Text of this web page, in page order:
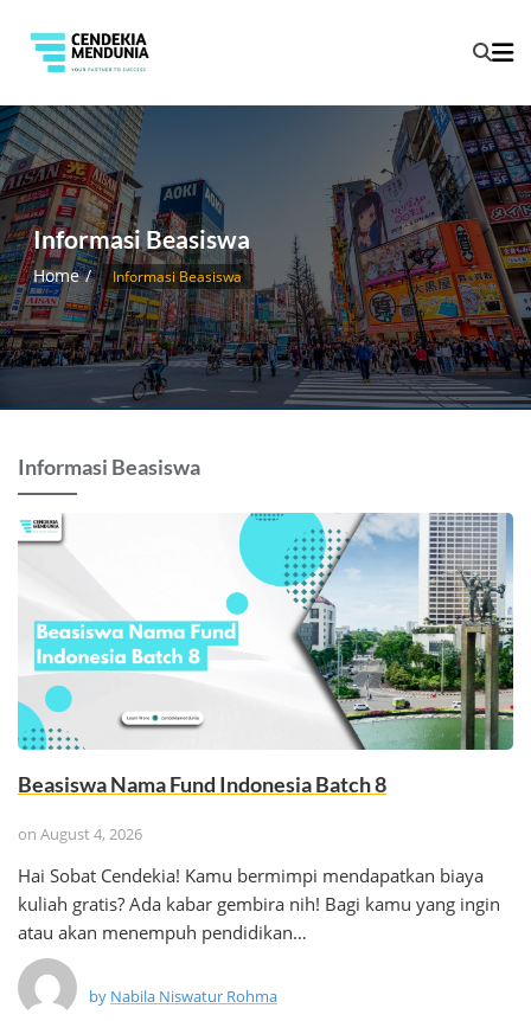
Informasi Beasiswa
Home Informasi Beasiswa
Informasi Beasiswa
Beasiswa Nama Fund Indonesia Batch 8
on August 4, 2026
Hai Sobat Cendekia! Kamu bermimpi mendapatkan biaya
kuliah gratis? Ada kabar gembira nih! Bagi kamu yang ingin
atau akan menempuh pendidikan…
by Nabila Niswatur Rohma